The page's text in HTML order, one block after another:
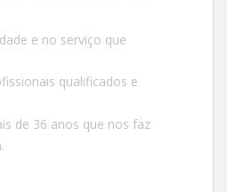
e no serviço que
qualificados e
de 36 anos que nos faz